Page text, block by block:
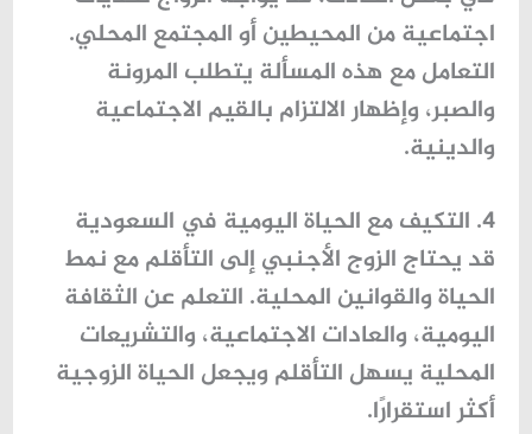
اجتماعية من المحيطين أو المجتمع المحلي.
التعامل مع هذه المسألة يتطلب المرونة
والصبر، وإظهار الالتزام بالقيم الاجتماعية
والدينية.
4. التكيف مع الحياة اليومية في السعودية
قد يحتاج الزوج الأجنبي إلى التأقلم مع نمط
الحياة والقوانين المحلية. التعلم عن الثقافة
اليومية، والعادات الاجتماعية، والتشريعات
المحلية يسهل التأقلم ويجعل الحياة الزوجية
أكثر استقرارًا.